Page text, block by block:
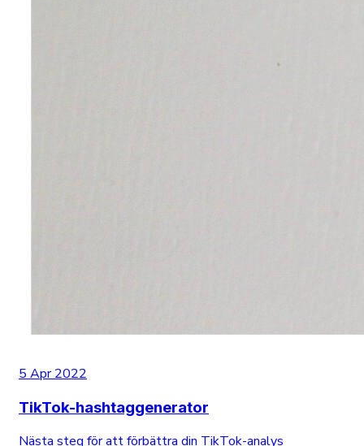
5 Apr 2022
TikTok-hashtaggenerator
Nästa steg för att förbättra din TikTok-analys